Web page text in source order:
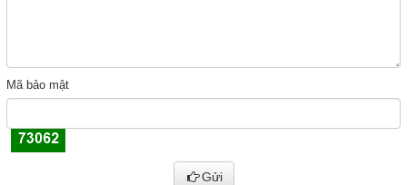
Mã bảo mật
Gửi